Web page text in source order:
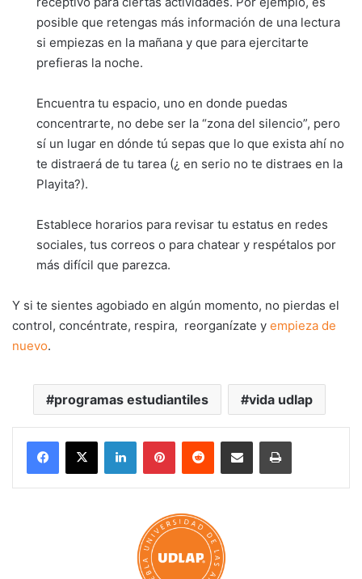
posible que retengas más información de una lectura
si empiezas en la mañana y que para ejercitarte
prefieras la noche.
Encuentra tu espacio, uno en donde puedas
concentrarte, no debe ser la “zona del silencio”, pero
sí un lugar en dónde tú sepas que lo que exista ahí no
te distraerá de tu tarea (¿ en serio no te distraes en la
Playita?).
Establece horarios para revisar tu estatus en redes
sociales, tus correos o para chatear y respétalos por
más difícil que parezca.
Y si te sientes agobiado en algún momento, no pierdas el
control, concéntrate, respira, reorganízate y empieza de
nuevo.
programas estudiantiles vida udlap
LinkedInPinterestReddit Share via Email Print